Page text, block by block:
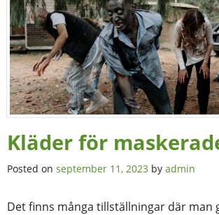
Kläder för
Posted on september 11, 2023 by admin
Det finns många tillställningar där man